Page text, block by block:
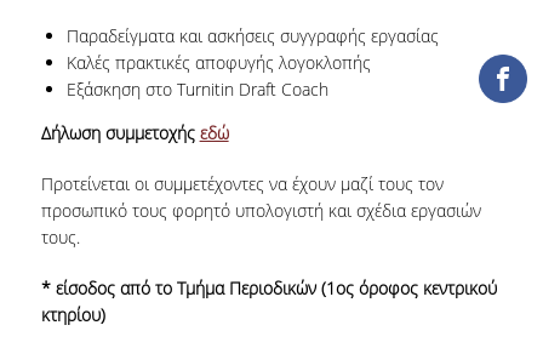
BORROWING
COPYING – PRINTING
SERVICES
Παραδείγματα και ασκήσεις συγγραφής εργασίας
Καλές πρακτικές αποφυγής λογοκλοπής
Εξάσκηση στο Turnitin Draft Coach
Δήλωση συμμετοχής εδώ
Προτείνεται οι συμμετέχοντες να έχουν μαζί τους τον
προσωπικό τους φορητό υπολογιστή και σχέδια εργασιών
τους.
* είσοδος από το Τμήμα Περιοδικών (1οςόροφος κεντρικού
κτηρίου)